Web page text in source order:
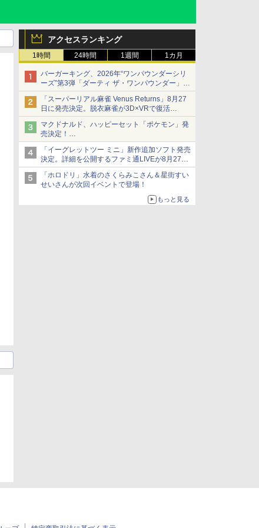
アクセスランキング
1時間 24時間 1週間 1カ月
バーガーキング、2026年“ワンパウンダーシリ
ーズ”第3弾「ダーティ ザ・ワンパウンダー」を
8月7日発売
「特製ガーリックマヨソース」を使用した超大
型チーズバーガー
「スーパーリアル麻雀 Venus Returns」8月27
日に発売決定。脱衣麻雀が3D×VRで復活
発売から2週間は20%オフになるセールが実施
マクドナルド、ハッピーセット「ポケモン」発
売決定！
ポケモン30周年記念で30匹が大集合
「イーグレットツー ミニ」新作追加ソフト発売
決定。詳細を公開するファミ通LIVEが8月27日
20時から配信
シリーズ累計100タイトルへ
「ホロドリ」水着のさくらみこさん＆星街すい
せいさんが次回イベントで登場！
もっと見る